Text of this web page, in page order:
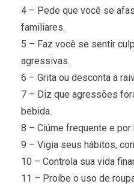
4 – Pede que você se
familiares.
5 – Faz você se sentir
agressivas.
6 – Grita ou desconta a
7 – Diz que agressões
bebida.
8 – Ciúme frequente e por
9 – Vigia seus hábitos,
10 – Controla sua vida
11 – Proíbe o uso de